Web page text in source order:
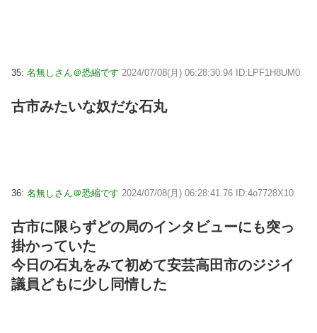
35: 名無しさん＠恐縮です 2024/07/08(月) 06:28:30.94 ID:LPF1H8UM0
古市みたいな奴だな石丸
36: 名無しさん＠恐縮です 2024/07/08(月) 06:28:41.76 ID:4o7728X10
古市に限らずどの局のインタビューにも突っ
掛かっていた
今日の石丸をみて初めて安芸高田市のジジイ
議員どもに少し同情した